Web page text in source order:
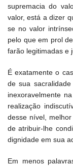
supremacia do
valor, está a dizer
se no valor
pelo que em prol
farão legitimadas e
É exatamente o
de sua
inexoravelmente
realização
desse nível,
de atribuir-lhe
dignidade em sua
Em menos